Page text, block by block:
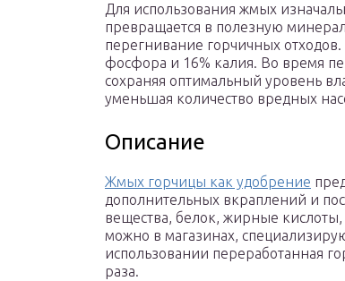
Для использования жмых
превращается в полезную
перегнивание горчичных
фосфора и 16% калия. Во время
сохраняя оптимальный уровень
уменьшая количество вредных
Описание
Жмых горчицы как удобрение
дополнительных вкраплений и
вещества, белок, жирные
можно в магазинах,
использовании переработанная
раза.